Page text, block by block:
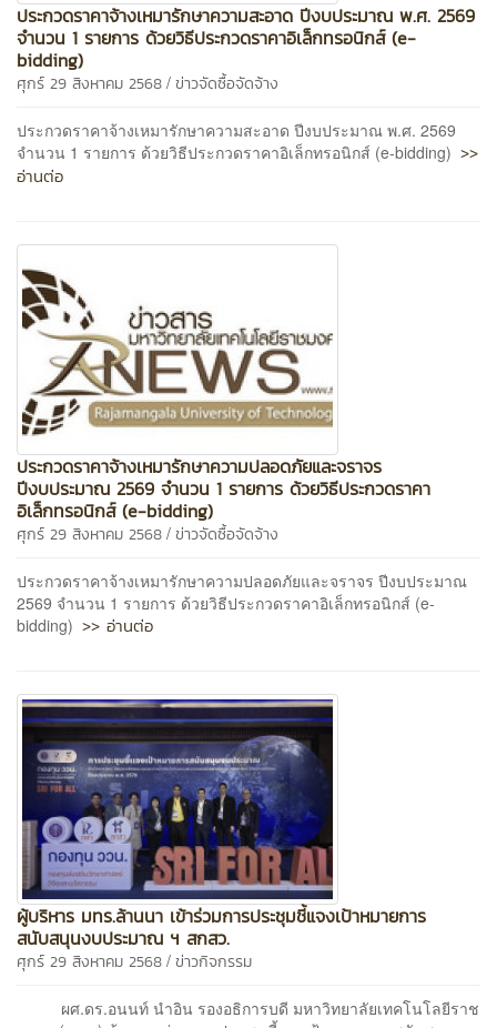
ประกวดราคาจ้างเหมารักษาความสะอาด ปีงบประมาณ พ.ศ. 2569
จำนวน 1 รายการ ด้วยวิธีประกวดราคาอิเล็กทรอนิกส์ (e-
bidding)
ศุกร์ 29 สิงหาคม 2568 / ข่าวจัดซื้อจัดจ้าง
ประกวดราคาจ้างเหมารักษาความสะอาด ปีงบประมาณ พ.ศ. 2569
จำนวน 1 รายการ ด้วยวิธีประกวดราคาอิเล็กทรอนิกส์ (e-bidding) >>
อ่านต่อ
ประกวดราคาจ้างเหมารักษาความปลอดภัยและจราจร
ปีงบประมาณ 2569 จำนวน 1 รายการ ด้วยวิธีประกวดราคา
อิเล็กทรอนิกส์ (e-bidding)
ศุกร์ 29 สิงหาคม 2568 / ข่าวจัดซื้อจัดจ้าง
ประกวดราคาจ้างเหมารักษาความปลอดภัยและจราจร ปีงบประมาณ
2569 จำนวน 1 รายการ ด้วยวิธีประกวดราคาอิเล็กทรอนิกส์ (e-
bidding) >> อ่านต่อ
ผู้บริหาร มทร.ล้านนา เข้าร่วมการประชุมชี้แจงเป้าหมายการ
สนับสนุนงบประมาณ ฯ สกสว.
ศุกร์ 29 สิงหาคม 2568 / ข่าวกิจกรรม
ผศ.ดร.อนนท์ นำอิน รองอธิการบดี มหาวิทยาลัยเทคโนโลยีราช